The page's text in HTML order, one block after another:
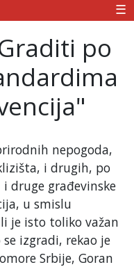
☰
po
nepogoda,
i drugih, po
druge građevinske
u smislu
je isto toliko važan
izgradi, rekao je
Srbije, Goran